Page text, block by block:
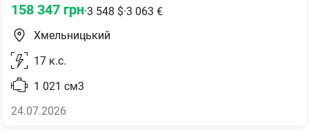
158 347 грн·3 548 $·3 063 €
Хмельницький
17 к.с.
1 021 см3
24.07.2026